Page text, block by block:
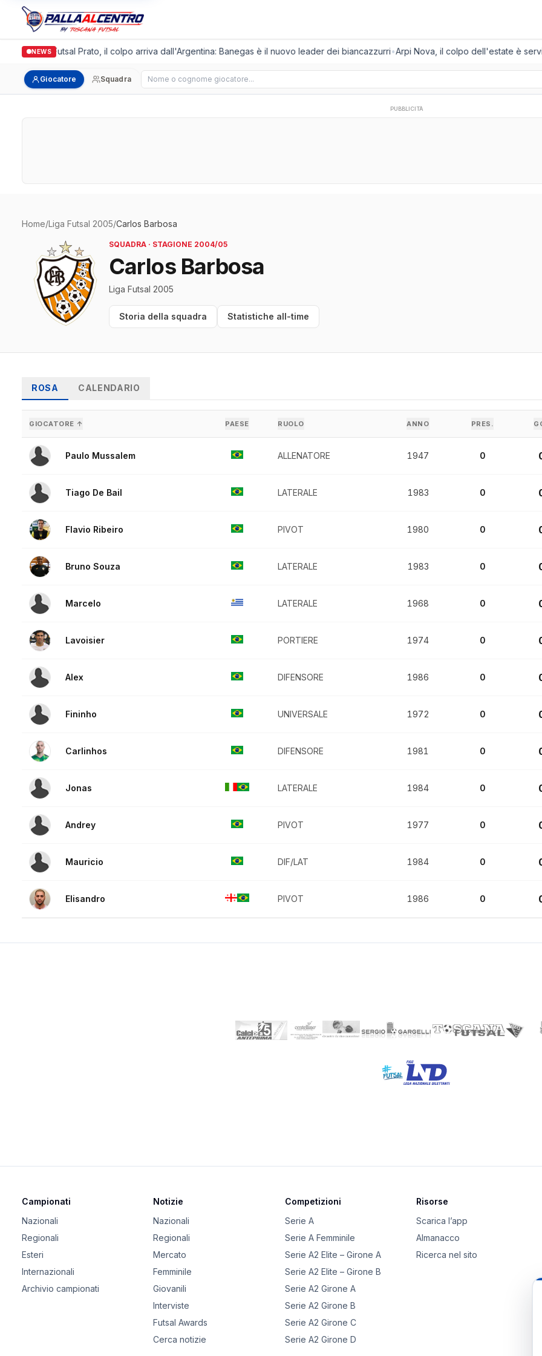
NEWS
Italgronda Futsal Prato, il colpo arriva dall'Argentina: Banegas è il nuovo leader dei biancazzurri•Arpi Nova, il colpo dell'estate è
Giocatore Squadra Cerca giocatore
PUBBLICITÀ
Home/Liga Futsal 2005/Carlos Barbosa
SQUADRA · STAGIONE 2004/05
Carlos Barbosa
Liga Futsal 2005
Storia della squadra Statistiche all-time
ROSA CALENDARIO
GIOCATORE ↑ PAESE RUOLO ANNO PRES.
Paulo Mussalem ALLENATORE 1947 0
Tiago De Bail LATERALE 1983 0
Flavio Ribeiro PIVOT 1980 0
Bruno Souza LATERALE 1983 0
Marcelo LATERALE 1968 0
Lavoisier PORTIERE 1974 0
Alex DIFENSORE 1986 0
Fininho UNIVERSALE 1972 0
Carlinhos DIFENSORE 1981 0
Jonas LATERALE 1984 0
Andrey PIVOT 1977 0
Mauricio DIF/LAT 1984 0
Elisandro PIVOT 1986 0
Campionati
Nazionali
Regionali
Esteri
Internazionali
Archivio campionati
Notizie
Nazionali
Regionali
Mercato
Femminile
Giovanili
Interviste
Futsal Awards
Cerca notizie
Competizioni
Serie A
Serie A Femminile
Serie A2 Elite – Girone A
Serie A2 Elite – Girone B
Serie A2 Girone A
Serie A2 Girone B
Serie A2 Girone C
Serie A2 Girone D
Risorse
Scarica l’app
Almanacco
Ricerca nel sito